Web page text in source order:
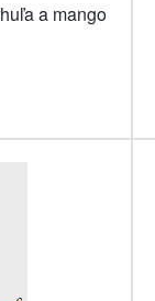
a mango